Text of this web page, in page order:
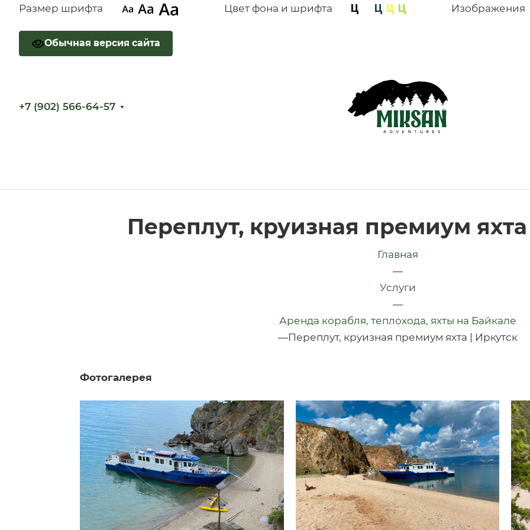
Размер шрифта Цвет фона и шрифта Изображения
Обычная версия сайта
+7 (902) 566-64-57
Переплут, круизная премиум
Главная
—
Услуги
—
Аренда корабля, теплохода, яхты на Байкале
—Переплут, круизная премиум яхта | Иркутск
Фотогалерея